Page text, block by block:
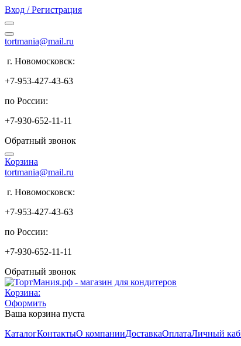
Вход / Регистрация
tortmania@mail.ru
г. Новомосковск:
+7-953-427-43-63
по России:
+7-930-652-11-11
Обратный звонок
Корзина
tortmania@mail.ru
г. Новомосковск:
+7-953-427-43-63
по России:
+7-930-652-11-11
Обратный звонок
Корзина:
Оформить
Ваша корзина пуста
КаталогКонтактыО компанииДоставкаОплатаЛичный